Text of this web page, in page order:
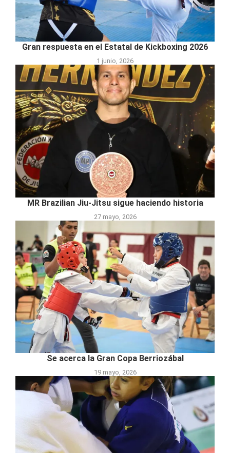
Gran respuesta en el Estatal de Kickboxing 2026
1 junio, 2026
MR Brazilian Jiu-Jitsu sigue haciendo historia
27 mayo, 2026
Se acerca la Gran Copa Berriozábal
19 mayo, 2026